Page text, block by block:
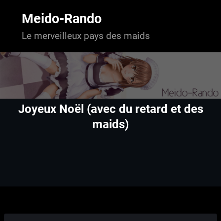
Meido-Rando
Le merveilleux pays des maids
Joyeux Noël (avec du retard et des
maids)